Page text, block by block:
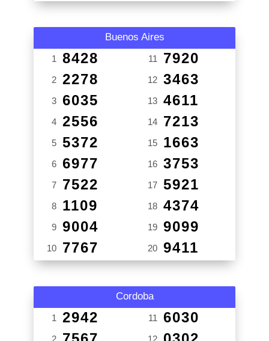
Buenos Aires
1 8428
2 2278
3 6035
4 2556
5 5372
6 6977
7 7522
8 1109
9 9004
10 7767
11 7920
12 3463
13 4611
14 7213
15 1663
16 3753
17 5921
18 4374
19 9099
20 9411
Cordoba
1 2942
2
11 6030
12